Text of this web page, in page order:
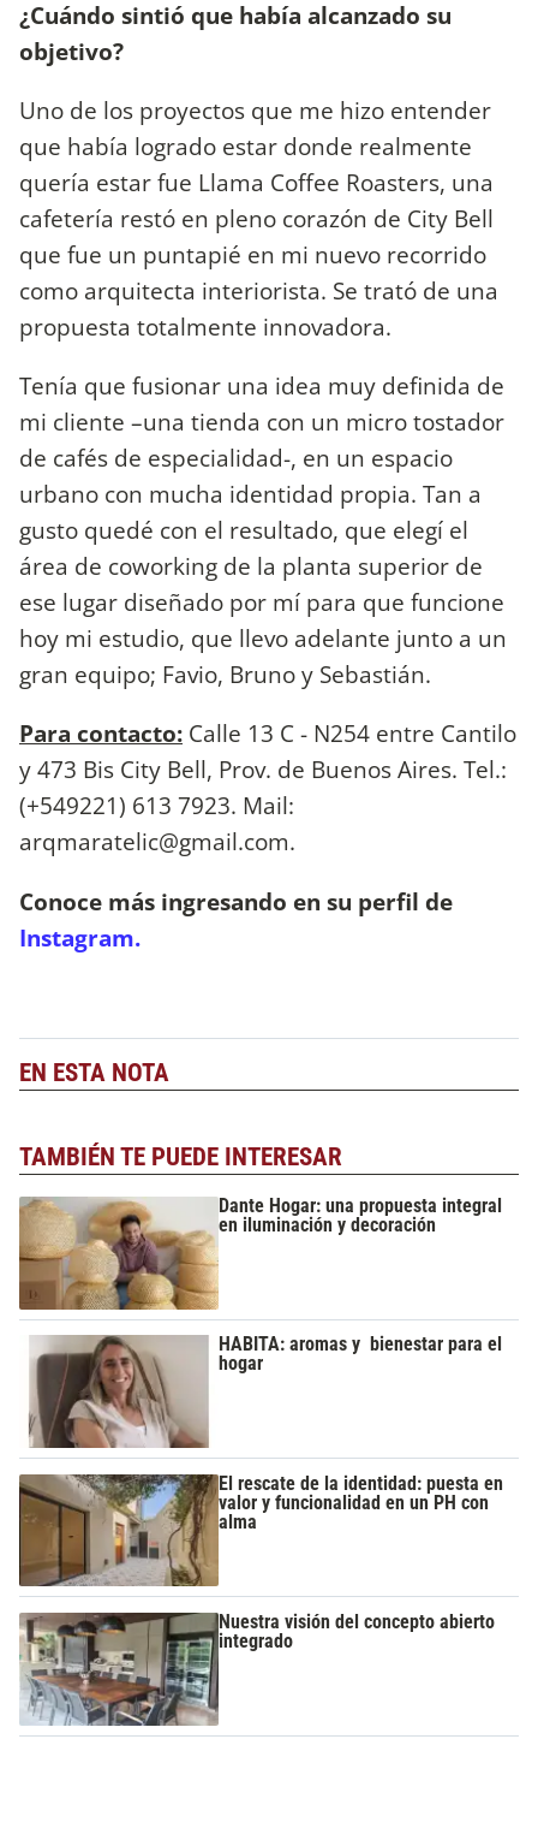
¿Cuándo sintió que había alcanzado su
objetivo?
Uno de los proyectos que me hizo entender
que había logrado estar donde realmente
quería estar fue Llama Coffee Roasters, una
cafetería restó en pleno corazón de City Bell
que fue un puntapié en mi nuevo recorrido
como arquitecta interiorista. Se trató de una
propuesta totalmente innovadora.
Tenía que fusionar una idea muy definida de
mi cliente –una tienda con un micro tostador
de cafés de especialidad-, en un espacio
urbano con mucha identidad propia. Tan a
gusto quedé con el resultado, que elegí el
área de coworking de la planta superior de
ese lugar diseñado por mí para que funcione
hoy mi estudio, que llevo adelante junto a un
gran equipo; Favio, Bruno y Sebastián.
Para contacto: Calle 13 C - N254 entre Cantilo
y 473 Bis City Bell, Prov. de Buenos Aires. Tel.:
(+549221) 613 7923. Mail:
arqmaratelic@gmail.com.
Conoce más ingresando en su perfil de
Instagram.
EN ESTA NOTA
TAMBIÉN TE PUEDE INTERESAR
Dante Hogar: una propuesta integral
en iluminación y decoración
HABITA: aromas y bienestar para el
hogar
El rescate de la identidad: puesta en
valor y funcionalidad en un PH con
alma
Nuestra visión del concepto abierto
integrado